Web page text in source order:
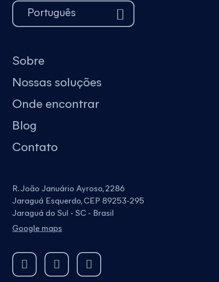
Português
Sobre
Nossas soluções
Onde encontrar
Blog
Contato
R. João Januário Ayroso, 2286
Jaraguá Esquerdo, CEP 89253-295
Jaraguá do Sul - SC - Brasil
Google maps